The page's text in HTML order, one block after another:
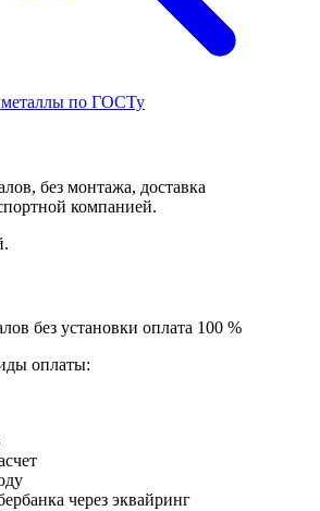
по ГОСТу
без монтажа, доставка
компанией.
без установки оплата 100 %
оплаты:
через эквайринг